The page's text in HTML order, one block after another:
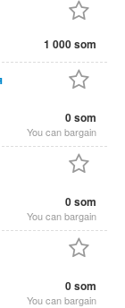
1 000 som
0 som
You can bargain
0 som
You can bargain
0 som
You can bargain